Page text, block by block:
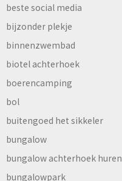
beste social media
bijzonder plekje
binnenzwembad
biotel achterhoek
boerencamping
bol
buitengoed het sikkeler
bungalow
bungalow achterhoek huren
bungalowpark